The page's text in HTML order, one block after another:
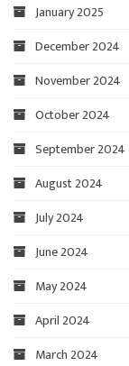
January 2025
December 2024
November 2024
October 2024
September 2024
August 2024
July 2024
June 2024
May 2024
April 2024
March 2024